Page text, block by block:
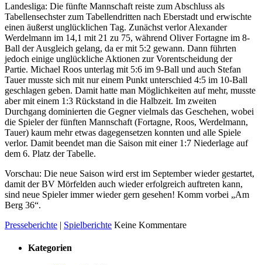
Landesliga: Die fünfte Mannschaft reiste zum Abschluss als
Tabellensechster zum Tabellendritten nach Eberstadt und erwischte
einen äußerst unglücklichen Tag. Zunächst verlor Alexander
Werdelmann im 14,1 mit 21 zu 75, während Oliver Fortagne im 8-
Ball der Ausgleich gelang, da er mit 5:2 gewann. Dann führten
jedoch einige unglückliche Aktionen zur Vorentscheidung der
Partie. Michael Roos unterlag mit 5:6 im 9-Ball und auch Stefan
Tauer musste sich mit nur einem Punkt unterschied 4:5 im 10-Ball
geschlagen geben. Damit hatte man Möglichkeiten auf mehr, musste
aber mit einem 1:3 Rückstand in die Halbzeit. Im zweiten
Durchgang dominierten die Gegner vielmals das Geschehen, wobei
die Spieler der fünften Mannschaft (Fortagne, Roos, Werdelmann,
Tauer) kaum mehr etwas dagegensetzen konnten und alle Spiele
verlor. Damit beendet man die Saison mit einer 1:7 Niederlage auf
dem 6. Platz der Tabelle.
Vorschau: Die neue Saison wird erst im September wieder gestartet,
damit der BV Mörfelden auch wieder erfolgreich auftreten kann,
sind neue Spieler immer wieder gern gesehen! Komm vorbei „Am
Berg 36“.
Presseberichte | Spielberichte Keine Kommentare
Kategorien